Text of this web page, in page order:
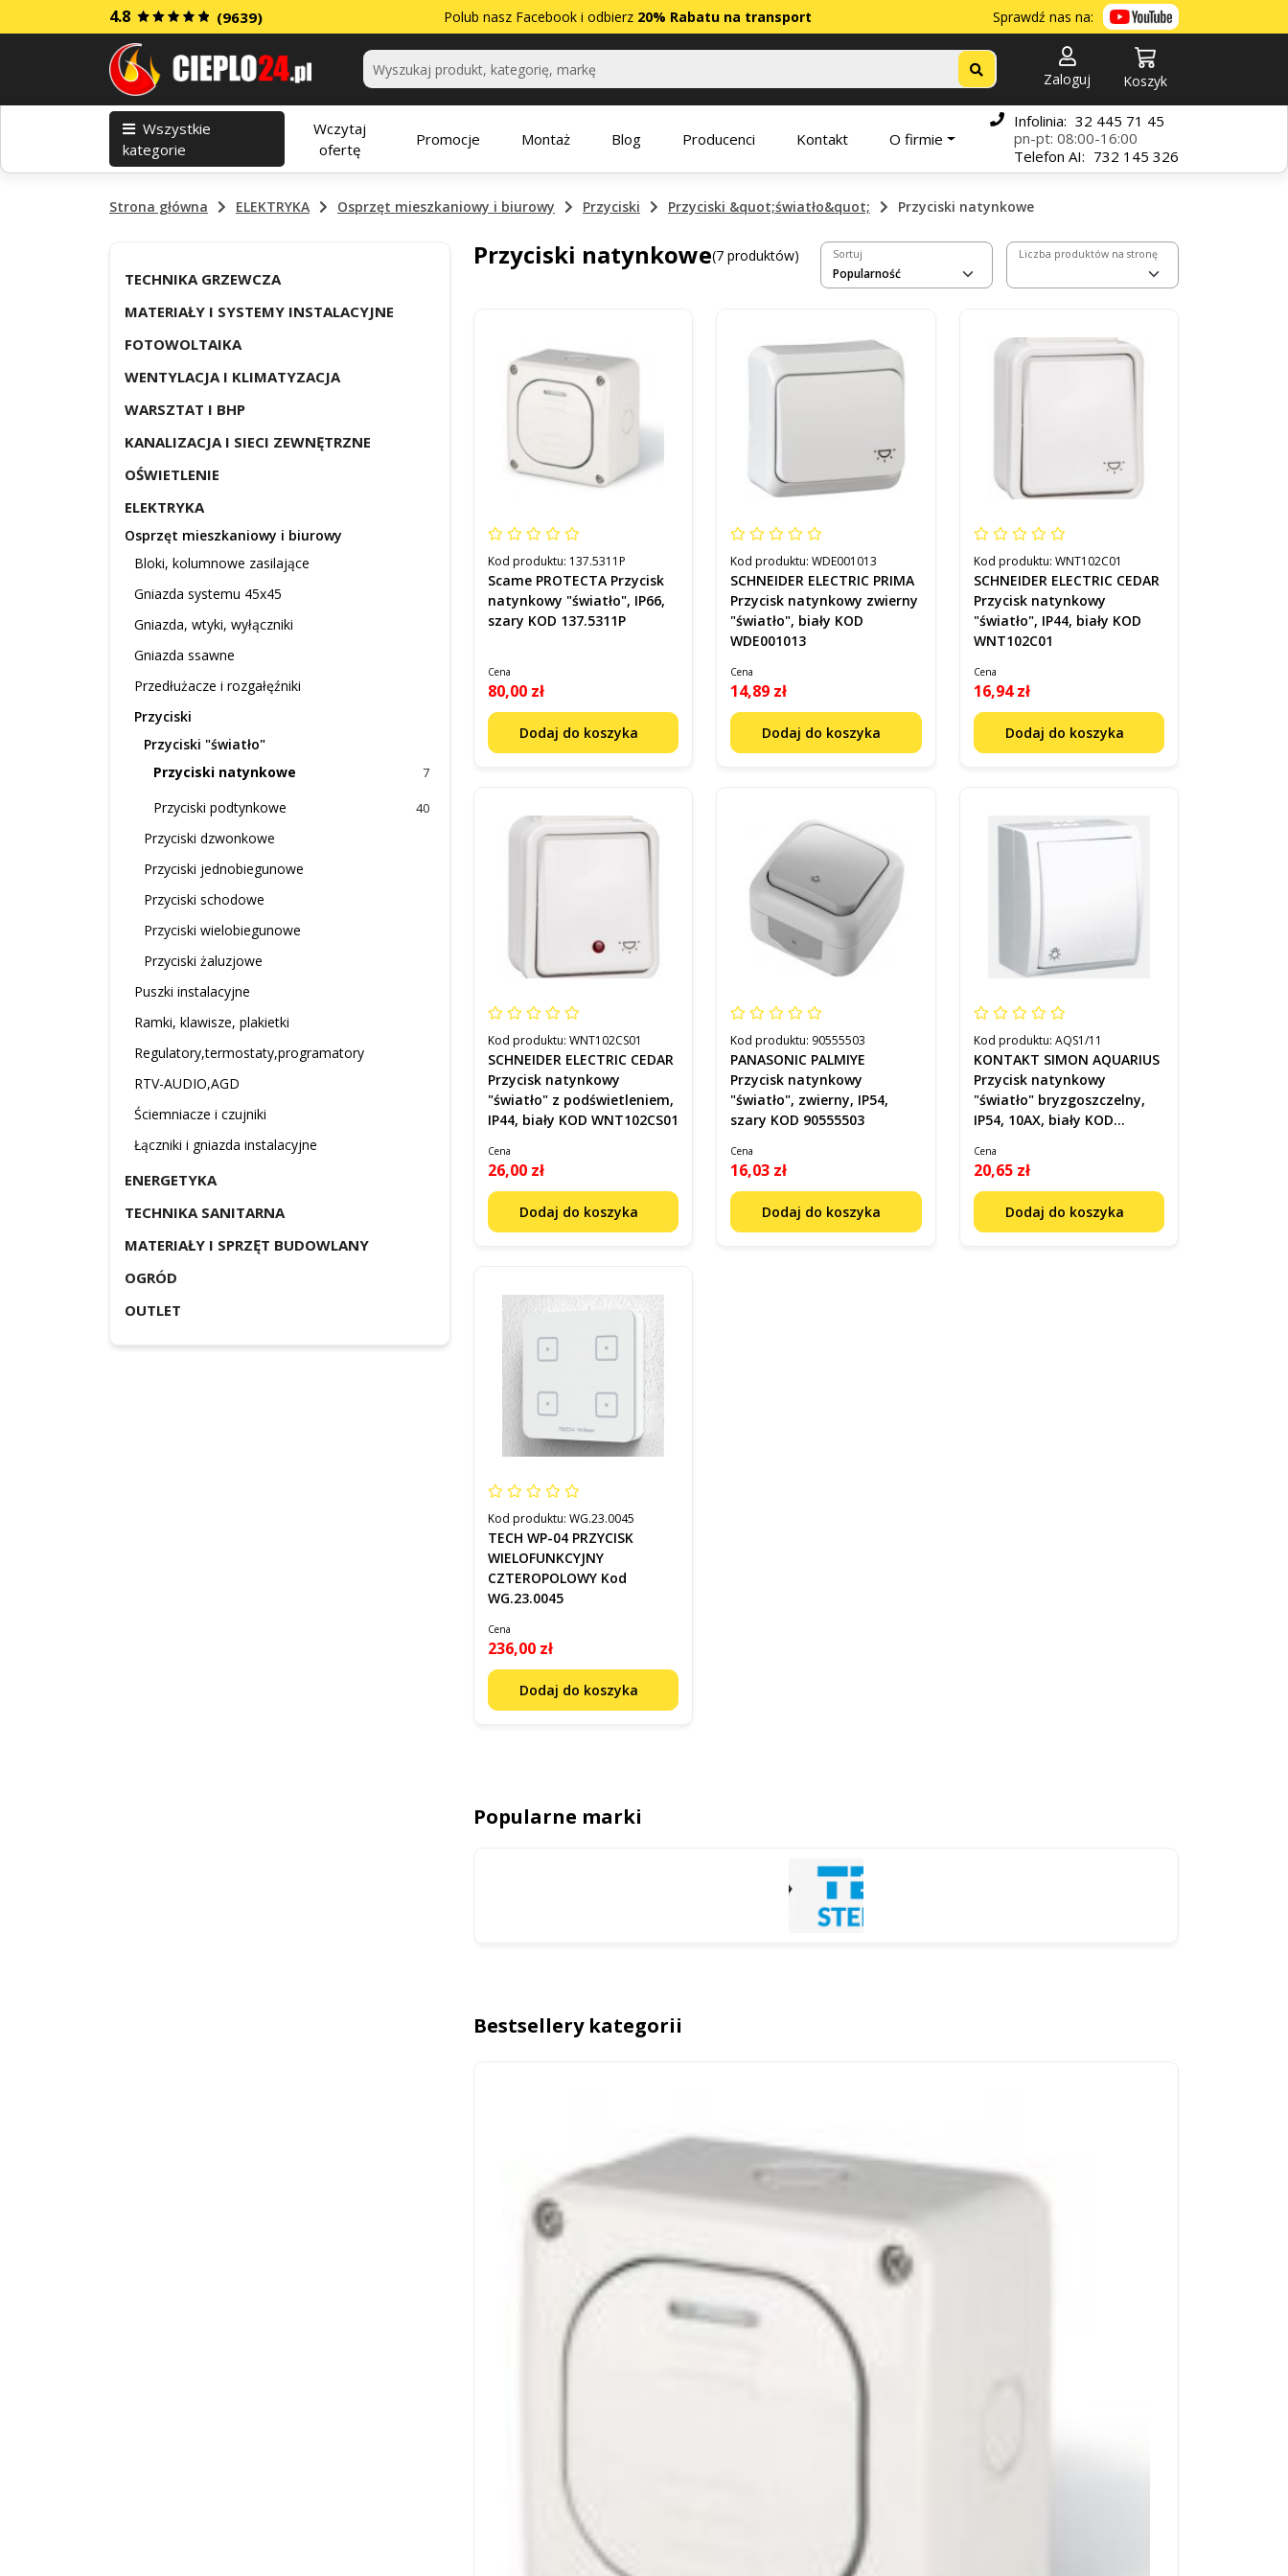
4.8 (9639) Polub nasz Facebook i odbierz 20% Rabatu na transport Sprawdź nas na:
Kategorie
Zaloguj Koszyk
Wszystkie
kategorie
Wczytaj
ofertę
Promocje Montaż Blog Producenci Kontakt O firmie
Infolinia: 32 445 71 45
pn-pt: 08:00-16:00
Telefon AI: 732 145 326
Strona główna ELEKTRYKA Osprzęt mieszkaniowy i biurowy Przyciski Przyciski &quot;światło&quot; Przyciski natynkowe
TECHNIKA GRZEWCZA
MATERIAŁY I SYSTEMY INSTALACYJNE
FOTOWOLTAIKA
WENTYLACJA I KLIMATYZACJA
WARSZTAT I BHP
KANALIZACJA I SIECI ZEWNĘTRZNE
OŚWIETLENIE
ELEKTRYKA
Osprzęt mieszkaniowy i biurowy
Bloki, kolumnowe zasilające
Gniazda systemu 45x45
Gniazda, wtyki, wyłączniki
Gniazda ssawne
Przedłużacze i rozgałęźniki
Przyciski
Przyciski "światło"
Przyciski natynkowe
7
Przyciski podtynkowe 40
Przyciski dzwonkowe
Przyciski jednobiegunowe
Przyciski schodowe
Przyciski wielobiegunowe
Przyciski żaluzjowe
Puszki instalacyjne
Ramki, klawisze, plakietki
Regulatory,termostaty,programatory
RTV-AUDIO,AGD
Ściemniacze i czujniki
Łączniki i gniazda instalacyjne
ENERGETYKA
TECHNIKA SANITARNA
MATERIAŁY I SPRZĘT BUDOWLANY
OGRÓD
OUTLET
Przyciski natynkowe(7 produktów) Sortuj Liczba produktów na stronę
Kod produktu: 137.5311P
Scame PROTECTA Przycisk
natynkowy "światło", IP66,
szary KOD 137.5311P
Cena
80,00 zł
Dodaj do koszyka
Kod produktu:WDE001013
SCHNEIDER ELECTRIC PRIMA
Przycisk natynkowy zwierny
"światło", biały KOD
WDE001013
Cena
14,89 zł
Dodaj do koszyka
Kod produktu: WNT102C01
SCHNEIDER ELECTRIC CEDAR
Przycisk natynkowy
"światło", IP44, biały KOD
WNT102C01
Cena
16,94 zł
Dodaj do koszyka
Kod produktu: WNT102CS01
SCHNEIDER ELECTRIC CEDAR
Przycisk natynkowy
"światło" z podświetleniem,
IP44, biały KOD WNT102CS01
Cena
26,00 zł
Dodaj do koszyka
Kod produktu: 90555503
PANASONIC PALMIYE
Przycisk natynkowy
"światło", zwierny, IP54,
szary KOD 90555503
Cena
16,03 zł
Dodaj do koszyka
Kod produktu: AQS1/11
KONTAKT SIMON AQUARIUS
Przycisk natynkowy
"światło" bryzgoszczelny,
IP54, 10AX, biały KOD
Cena
20,65 zł
Dodaj do koszyka
Kod produktu: WG.23.0045
TECH WP-04 PRZYCISK
WIELOFUNKCYJNY
CZTEROPOLOWY Kod
WG.23.0045
Cena
236,00 zł
Dodaj do koszyka
Popularne marki
Bestsellery kategorii